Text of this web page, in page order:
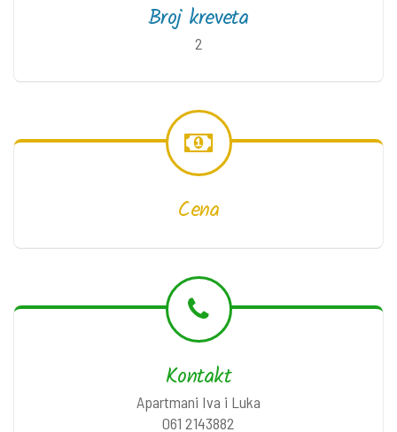
Broj kreveta
2
Cena
Kontakt
Apartmani Iva i Luka
061 2143882